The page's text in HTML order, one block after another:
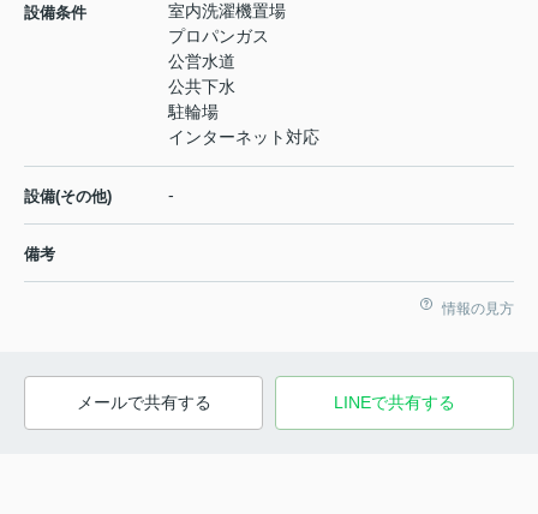
設備条件
室内洗濯機置場
プロパンガス
公営水道
公共下水
駐輪場
インターネット対応
設備(その他) -
備考
情報の見方
メールで共有する LINEで共有する